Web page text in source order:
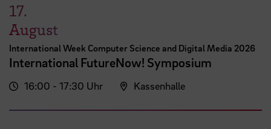
17.
August
International Week Computer Science and Digital Media 2026
International FutureNow! Symposium
16:00 - 17:30 Uhr Kassenhalle